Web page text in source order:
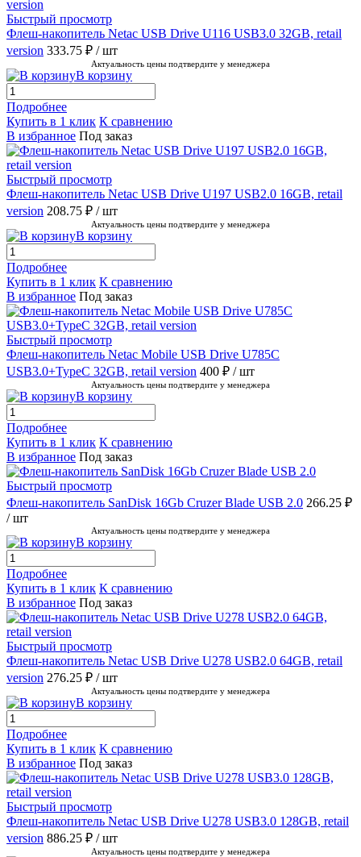
Быстрый просмотр
Флеш-накопитель Netac USB Drive U116 USB3.0 32GB, retail
version 333.75 ₽ / шт
Актуальность цены подтвердите у менеджера
В корзину
Подробнее
Купить в 1 клик К сравнению
В избранное Под заказ
Быстрый просмотр
Флеш-накопитель Netac USB Drive U197 USB2.0 16GB, retail
version 208.75 ₽ / шт
Актуальность цены подтвердите у менеджера
В корзину
Подробнее
Купить в 1 клик К сравнению
В избранное Под заказ
Быстрый просмотр
Флеш-накопитель Netac Mobile USB Drive U785C
USB3.0+TypeC 32GB, retail version 400 ₽ / шт
Актуальность цены подтвердите у менеджера
В корзину
Подробнее
Купить в 1 клик К сравнению
В избранное Под заказ
Быстрый просмотр
Флеш-накопитель SanDisk 16Gb Cruzer Blade USB 2.0 266.25 ₽
/ шт
Актуальность цены подтвердите у менеджера
В корзину
Подробнее
Купить в 1 клик К сравнению
В избранное Под заказ
Быстрый просмотр
Флеш-накопитель Netac USB Drive U278 USB2.0 64GB, retail
version 276.25 ₽ / шт
Актуальность цены подтвердите у менеджера
В корзину
Подробнее
Купить в 1 клик К сравнению
В избранное Под заказ
Быстрый просмотр
Флеш-накопитель Netac USB Drive U278 USB3.0 128GB, retail
version 886.25 ₽ / шт
Актуальность цены подтвердите у менеджера